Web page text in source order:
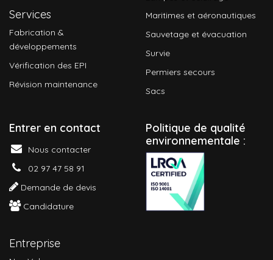
Services
Fabrication &
développements
Vérification des EPI
Révision maintenance
Maritimes et aéronautiques
Sauvetage et évacuation
Survie
Permiers secours
Sacs
Entrer en contact
Nous contacter
02 97 47 58 91
Demande de devis
Candidature
Entreprise
Politique de qualité
environnementale :